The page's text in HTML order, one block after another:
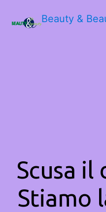
Beauty &
Scusa il
Stiamo